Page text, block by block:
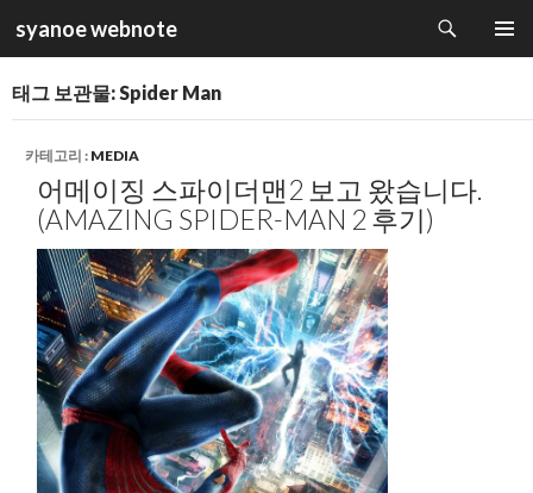
syanoe webnote
색
츠
로
건
태그 보관물: Spider Man
카테고리 : MEDIA
어메이징 스파이더맨2 보고 왔습니다.
(AMAZING SPIDER-MAN 2 후기)